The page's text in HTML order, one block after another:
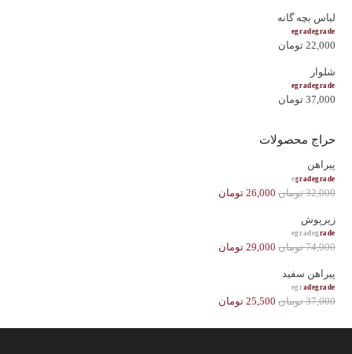
لباس بچه گانه
امتیاز5.00 از 5
22,000 تومان
شلوار
امتیاز5.00 از 5
37,000 تومان
حراج محصولات
پیراهن
امتیاز4.50 از 5
32,000 تومان 26,000 تومان
زیرپوش
امتیاز 2.00 از 5
74,000 تومان 29,000 تومان
پیراهن سفید
امتیاز3.60 از 5
37,000 تومان 25,500 تومان